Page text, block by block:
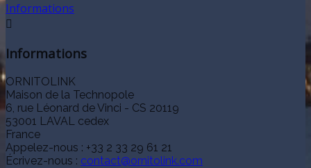
Informations

Informations
ORNITOLINK
Maison de la Technopole
6, rue Léonard de Vinci - CS 20119
53001 LAVAL cedex
France
Appelez-nous : +33 2 33 29 61 21
Écrivez-nous : contact@ornitolink.com